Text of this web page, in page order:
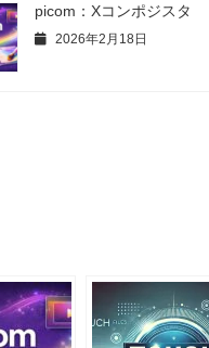
picom：Xコンポジスタ
2026年2月18日